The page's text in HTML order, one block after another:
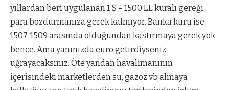
yıllardan beri uygulanan 1 $ = 1500 LL kuralı gereği
para bozdurmanıza gerek kalmıyor. Banka kuru ise
1507-1509 arasında olduğundan kastırmaya gerek yok
bence. Ama yanınızda euro getirdiyseniz
uğrayacaksınız. Öte yandan havalimanının
içerisindeki marketlerden su, gazoz vb almaya